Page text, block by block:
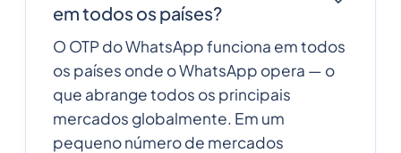
em todos os países?
O OTP do WhatsApp funciona em todos
os países onde o WhatsApp opera — o
que abrange todos os principais
mercados globalmente. Em um
pequeno número de mercados